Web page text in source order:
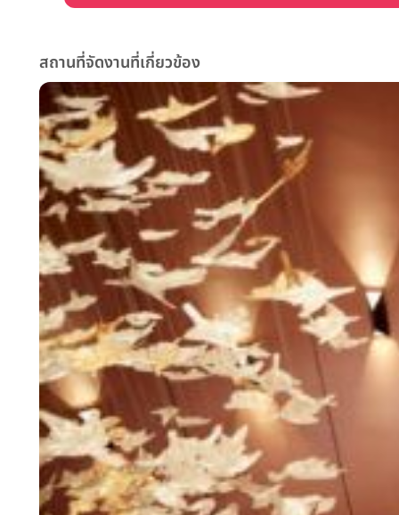
สถานที่จัดงานที่เกี่ยวข้อง